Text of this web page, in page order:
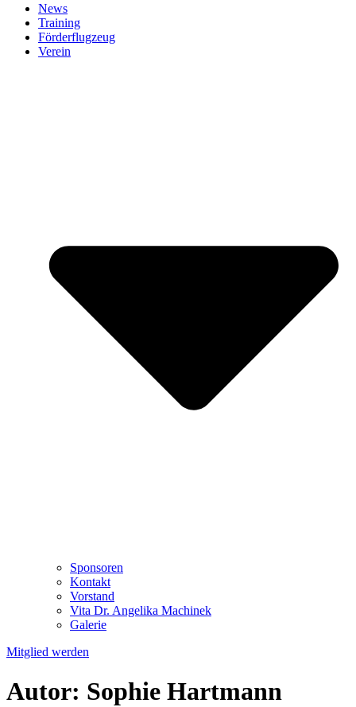
News
Training
Förderflugzeug
Verein
Sponsoren
Kontakt
Vorstand
Vita Dr. Angelika Machinek
Galerie
Mitglied werden
Autor: Sophie Hartmann